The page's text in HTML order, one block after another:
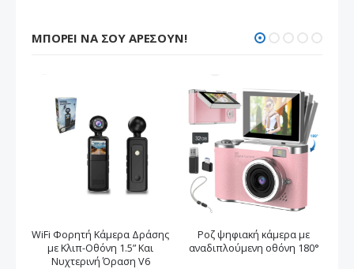
ΜΠΟΡΕΊ ΝΑ ΣΟΥ ΑΡΈΣΟΥΝ!
WiFi Φορητή Κάμερα Δράσης
με Κλιπ-Οθόνη 1.5” Και
Νυχτερινή Όραση V6
Ροζ ψηφιακή κάμερα με
αναδιπλούμενη οθόνη 180°